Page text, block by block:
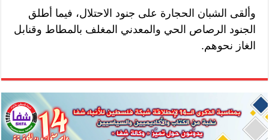
وألقى الشبان الحجارة على جنود الاحتلال، فيما أطلق
الجنود الرصاص الحي والمعدني المغلف بالمطاط وقنابل
الغاز نحوهم.